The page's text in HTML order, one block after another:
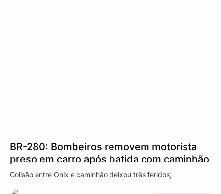
BR-280: Bombeiros removem motorista
preso em carro após batida com caminhão
Colisão entre Onix e caminhão deixou três feridos;